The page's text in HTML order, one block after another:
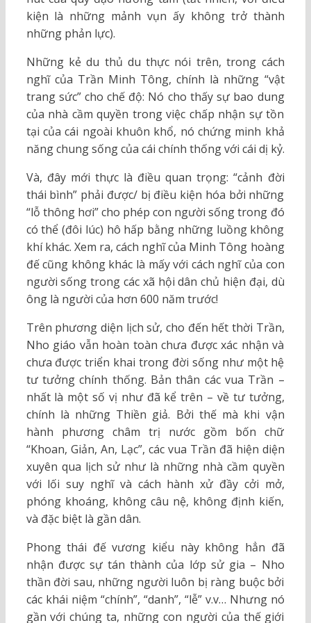
kiện là những mảnh vụn ấy không trở thành
những phản lực).
Những kẻ du thủ du thực nói trên, trong cách
nghĩ của Trần Minh Tông, chính là những “vật
trang sức” cho chế độ: Nó cho thấy sự bao dung
của nhà cầm quyền trong việc chấp nhận sự tồn
tại của cái ngoài khuôn khổ, nó chứng minh khả
năng chung sống của cái chính thống với cái dị kỷ.
Và, đây mới thực là điều quan trọng: “cảnh đời
thái bình” phải được/ bị điều kiện hóa bởi những
“lỗ thông hơi” cho phép con người sống trong đó
có thể (đôi lúc) hô hấp bằng những luồng không
khí khác. Xem ra, cách nghĩ của Minh Tông hoàng
đế cũng không khác là mấy với cách nghĩ của con
người sống trong các xã hội dân chủ hiện đại, dù
ông là người của hơn 600 năm trước!
Trên phương diện lịch sử, cho đến hết thời Trần,
Nho giáo vẫn hoàn toàn chưa được xác nhận và
chưa được triển khai trong đời sống như một hệ
tư tưởng chính thống. Bản thân các vua Trần –
nhất là một số vị như đã kể trên – về tư tưởng,
chính là những Thiền giả. Bởi thế mà khi vận
hành phương châm trị nước gồm bốn chữ
“Khoan, Giản, An, Lạc”, các vua Trần đã hiện diện
xuyên qua lịch sử như là những nhà cầm quyền
với lối suy nghĩ và cách hành xử đầy cởi mở,
phóng khoáng, không câu nệ, không định kiến,
và đặc biệt là gần dân.
Phong thái đế vương kiểu này không hẳn đã
nhận được sự tán thành của lớp sử gia – Nho
thần đời sau, những người luôn bị ràng buộc bởi
các khái niệm “chính”, “danh”, “lễ” v.v… Nhưng nó
gần với chúng ta, những con người của thế giới